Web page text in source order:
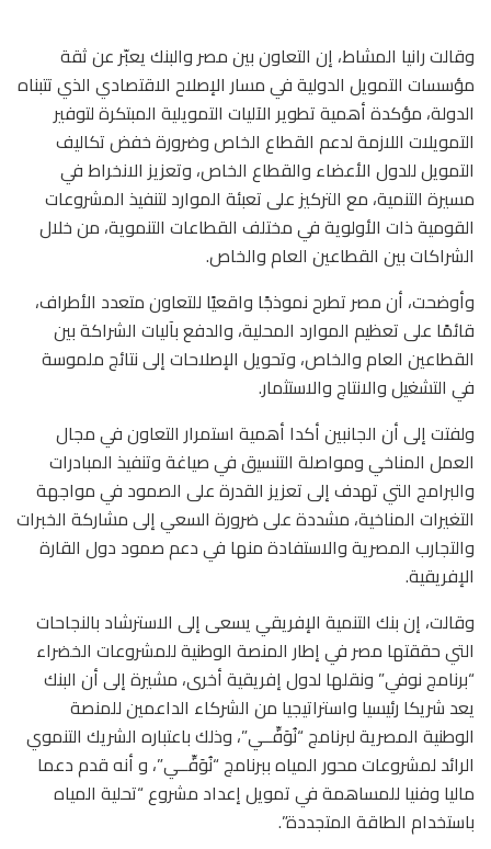
وقالت رانيا المشاط، إن التعاون بين مصر والبنك يعبّر عن ثقة
مؤسسات التمويل الدولية في مسار الإصلاح الاقتصادي الذي تتبناه
الدولة، مؤكدة أهمية تطوير الآليات التمويلية المبتكرة لتوفير
التمويلات اللازمة لدعم القطاع الخاص وضرورة خفض تكاليف
التمويل للدول الأعضاء والقطاع الخاص، وتعزيز الانخراط في
مسيرة التنمية، مع التركيز على تعبئة الموارد لتنفيذ المشروعات
القومية ذات الأولوية في مختلف القطاعات التنموية، من خلال
الشراكات بين القطاعين العام والخاص.
وأوضحت، أن مصر تطرح نموذجًا واقعيًا للتعاون متعدد الأطراف،
قائمًا على تعظيم الموارد المحلية، والدفع بآليات الشراكة بين
القطاعين العام والخاص، وتحويل الإصلاحات إلى نتائج ملموسة
في التشغيل والانتاج والاستثمار.
ولفتت إلى أن الجانبين أكدا أهمية استمرار التعاون في مجال
العمل المناخي ومواصلة التنسيق في صياغة وتنفيذ المبادرات
والبرامج التي تهدف إلى تعزيز القدرة على الصمود في مواجهة
التغيرات المناخية، مشددة على ضرورة السعي إلى مشاركة الخبرات
والتجارب المصرية والاستفادة منها في دعم صمود دول القارة
الإفريقية.
وقالت، إن بنك التنمية الإفريقي يسعى إلى الاسترشاد بالنجاحات
التي حققتها مصر في إطار المنصة الوطنية للمشروعات الخضراء
“برنامج نوفي” ونقلها لدول إفريقية أخرى، مشيرة إلى أن البنك
يعد شريكا رئيسيا واستراتيجيا من الشركاء الداعمين للمنصة
الوطنية المصرية لبرنامج “نُوَفِّــي”، وذلك باعتباره الشريك التنموي
الرائد لمشروعات محور المياه ببرنامج “نُوَفِّــي”، و أنه قدم دعما
ماليا وفنيا للمساهمة في تمويل إعداد مشروع “تحلية المياه
باستخدام الطاقة المتجددة”.